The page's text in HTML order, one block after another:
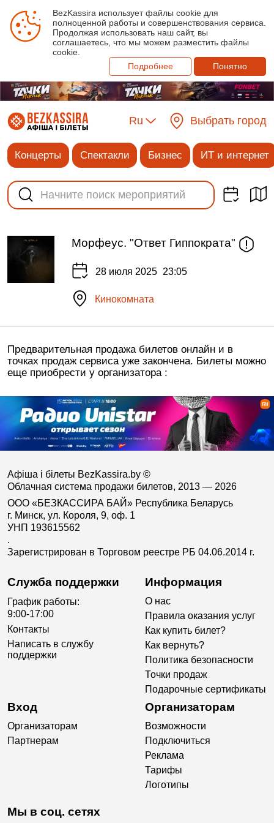
BezKassira использует файлы cookie для
полноценной работы и совершенствования сервиса.
Продолжая использовать наш сайт, вы
соглашаетесь, что мы можем разместить файлы
cookie.
Подробнее
Понятно
Ru Выбрать город
Концерты Спектакли Бизнес ИТ и интернет
Морфеус. "Ответ Гиппократа"
28 июля 2025 23:05
Кинокомната
Предварительная продажа билетов онлайн и в
точках продаж сервиса уже закончена. Билеты можно
еще приобрести у организатора :
Афіша і білеты BezKassira.by ©
Облачная система продажи билетов, 2013 — 2026
ООО «БЕЗКАССИРА БАЙ» Республика Беларусь
г. Минск, ул. Короля, 9, оф. 1
УНП 193615562
.
Зарегистрирован в Торговом реестре РБ 04.06.2014 г.
Служба поддержки
График работы:
9:00-17:00
Контакты
Написать в службу
поддержки
Информация
О нас
Правила оказания услуг
Как купить билет?
Как вернуть?
Политика безопасности
Точки продаж
Подарочные сертификаты
Вход
Организаторам
Партнерам
Организаторам
Возможности
Подключиться
Реклама
Тарифы
Логотипы
Мы в соц. сетях